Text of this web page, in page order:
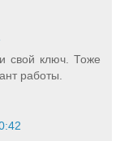
свой ключ. Тоже
работы.